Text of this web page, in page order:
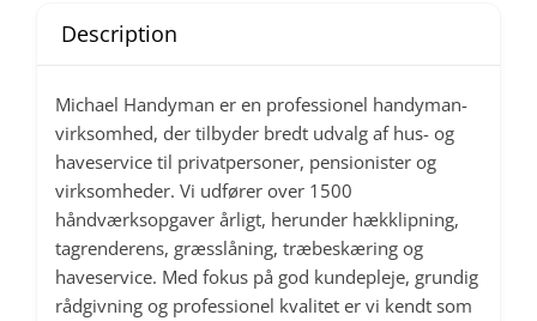
Description
Michael Handyman er en professionel handyman-
virksomhed, der tilbyder bredt udvalg af hus- og
haveservice til privatpersoner, pensionister og
virksomheder. Vi udfører over 1500
håndværksopgaver årligt, herunder hækklipning,
tagrenderens, græsslåning, træbeskæring og
haveservice. Med fokus på god kundepleje, grundig
rådgivning og professionel kvalitet er vi kendt som